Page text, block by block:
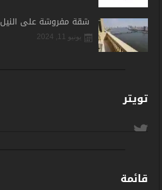
شقة مفروشة على النيل
يونيو 11, 2024
تويتر
قائمة